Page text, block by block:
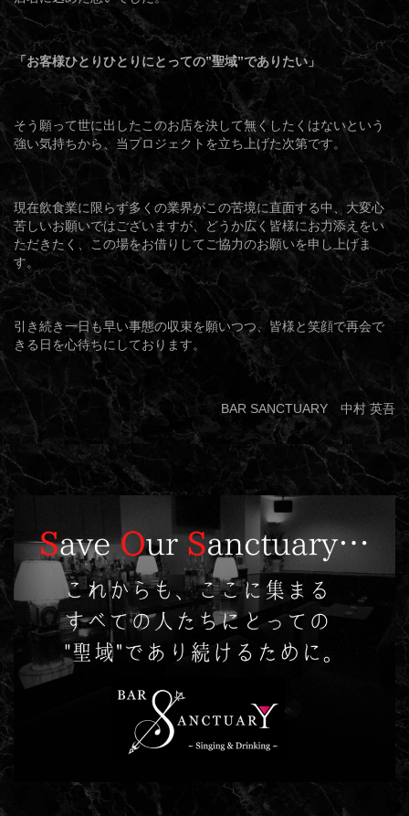
「お客様ひとりひとりにとっての”聖域”でありたい」
そう願って世に出したこのお店を決して無くしたくはないという
強い気持ちから、当プロジェクトを立ち上げた次第です。
現在飲食業に限らず多くの業界がこの苦境に直面する中、大変心
苦しいお願いではございますが、どうか広く皆様にお力添えをい
ただきたく、この場をお借りしてご協力のお願いを申し上げま
す。
引き続き一日も早い事態の収束を願いつつ、皆様と笑顔で再会で
きる日を心待ちにしております。
BAR SANCTUARY 中村 英吾